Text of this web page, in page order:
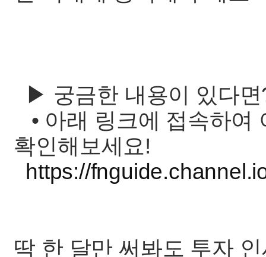
▶ 궁금한 내용이 있다면
• 아래 링크에 접속하여
확인해보세요!
https://
딱 한 달만 써봐도 투자